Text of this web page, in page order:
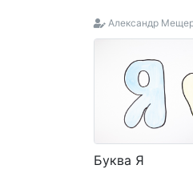
Александр
Буква Я